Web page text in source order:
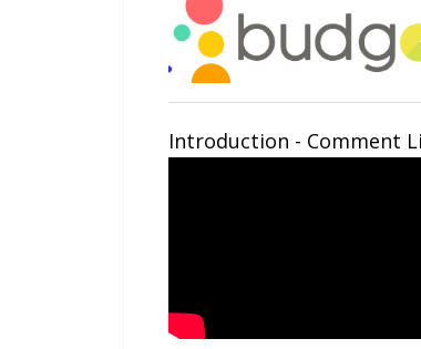
Introduction - Comment